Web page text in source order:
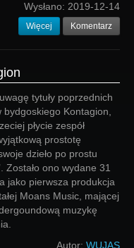
Wysłano: 2019-12-14
Więcej Komentarz
tytuły poprzednich
bydgoskiego Kontagion,
płycie zespół
prostotę
dzieło po prostu
Zostało ono wydane 31
jako pierwsza produkcja
Moans Music, mającej
muzykę
Autor: WUJAS